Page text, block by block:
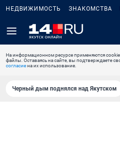
НЕДВИЖИМОСТЬ ЗНАКОМСТВА
На информационном ресурсе применяются
файлы. Оставаясь на сайте, вы подтверждаете
согласиена их использование.
Черный дым поднялся над Якутском